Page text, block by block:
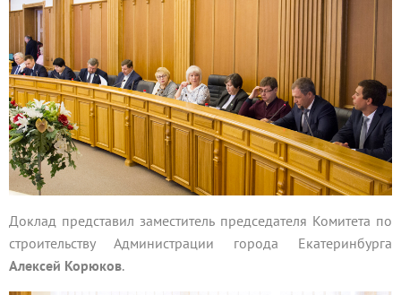
Доклад представил заместитель председателя Комитета по
строительству Администрации города Екатеринбурга
Алексей Корюков.